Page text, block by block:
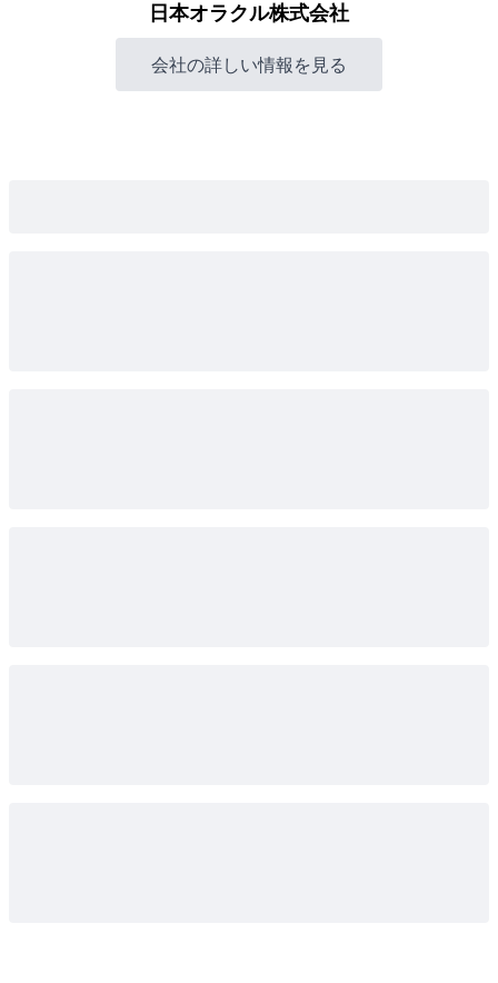
日本オラクル株式会社
会社の詳しい情報を見る